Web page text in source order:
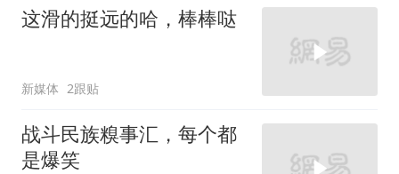
这滑的挺远的哈，棒棒哒
新媒体 2跟贴
战斗民族糗事汇，每个都
是爆笑